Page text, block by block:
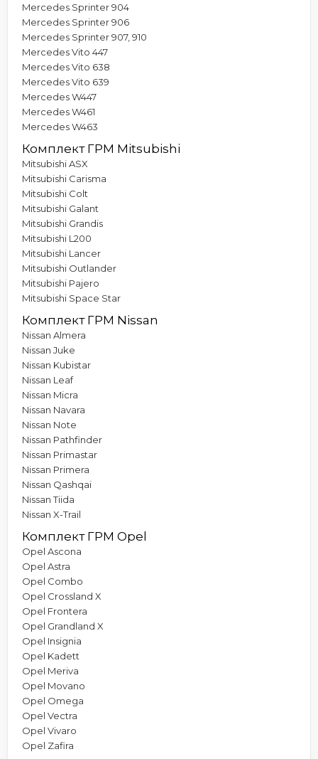
Mercedes Sprinter 904
Mercedes Sprinter 906
Mercedes Sprinter 907, 910
Mercedes Vito 447
Mercedes Vito 638
Mercedes Vito 639
Mercedes W447
Mercedes W461
Mercedes W463
Комплект ГРМ Mitsubishi
Mitsubishi ASX
Mitsubishi Carisma
Mitsubishi Colt
Mitsubishi Galant
Mitsubishi Grandis
Mitsubishi L200
Mitsubishi Lancer
Mitsubishi Outlander
Mitsubishi Pajero
Mitsubishi Space Star
Комплект ГРМ Nissan
Nissan Almera
Nissan Juke
Nissan Kubistar
Nissan Leaf
Nissan Micra
Nissan Navara
Nissan Note
Nissan Pathfinder
Nissan Primastar
Nissan Primera
Nissan Qashqai
Nissan Tiida
Nissan X-Trail
Комплект ГРМ Opel
Opel Ascona
Opel Astra
Opel Combo
Opel Crossland X
Opel Frontera
Opel Grandland X
Opel Insignia
Opel Kadett
Opel Meriva
Opel Movano
Opel Omega
Opel Vectra
Opel Vivaro
Opel Zafira